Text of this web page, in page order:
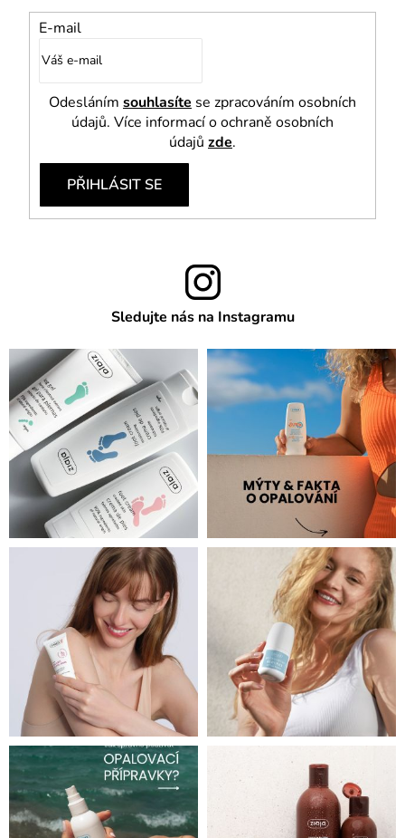
E-mail
Odesláním souhlasíte se zpracováním osobních
údajů. Více informací o ochraně osobních
údajů zde.
PŘIHLÁSIT SE
Sledujte nás na Instagramu